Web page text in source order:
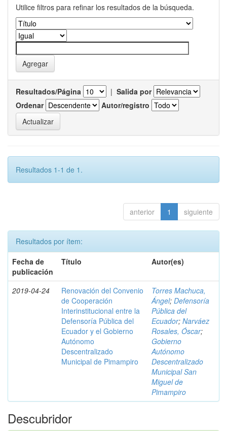
Utilice filtros para refinar los resultados de la búsqueda.
Resultados/Página | Salida por
Ordenar
Autor/registro
Resultados 1-1 de 1.
anterior 1 siguiente
Resultados por ítem:
Fecha de
publicación
Título Autor(es)
2019-04-24
Renovación del Convenio
de Cooperación
Interinstitucional entre la
Defensoría Pública del
Ecuador y el Gobierno
Autónomo
Descentralizado
Municipal de Pimampiro
Torres Machuca,
Ángel; Defensoría
Pública del
Ecuador; Narváez
Rosales, Óscar;
Gobierno
Autónomo
Descentralizado
Municipal San
Miguel de
Pimampiro
Descubridor